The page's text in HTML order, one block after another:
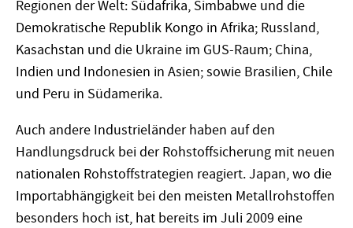
Regionen der Welt: Südafrika, Simbabwe und die
Demokratische Republik Kongo in Afrika; Russland,
Kasachstan und die Ukraine im GUS-Raum; China,
Indien und Indonesien in Asien; sowie Brasilien, Chile
und Peru in Südamerika.
Auch andere Industrieländer haben auf den
Handlungsdruck bei der Rohstoffsicherung mit neuen
nationalen Rohstoffstrategien reagiert. Japan, wo die
Importabhängigkeit bei den meisten Metallrohstoffen
besonders hoch ist, hat bereits im Juli 2009 eine